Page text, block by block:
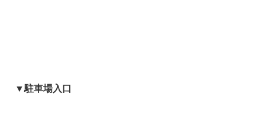
▼駐車場入口